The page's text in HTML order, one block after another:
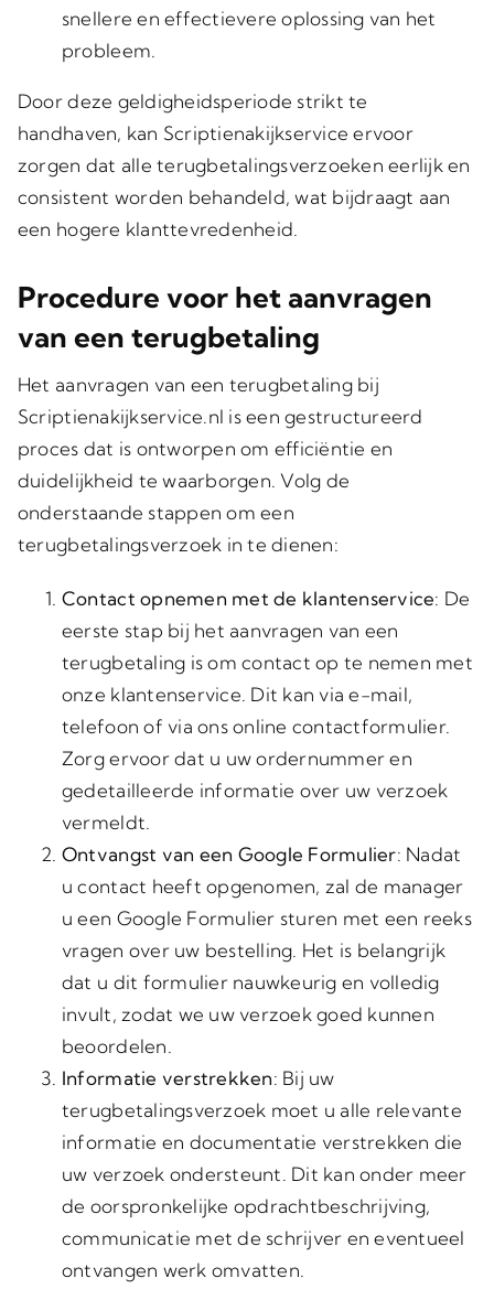
snellere en effectievere oplossing van het
probleem.
Door deze geldigheidsperiode strikt te
handhaven, kan Scriptienakijkservice ervoor
zorgen dat alle terugbetalingsverzoeken eerlijk en
consistent worden behandeld, wat bijdraagt aan
een hogere klanttevredenheid.
Procedure voor het aanvragen
van een terugbetaling
Het aanvragen van een terugbetaling bij
Scriptienakijkservice.nl is een gestructureerd
proces dat is ontworpen om efficiëntie en
duidelijkheid te waarborgen. Volg de
onderstaande stappen om een
terugbetalingsverzoek in te dienen:
Contact opnemen met de klantenservice: De
eerste stap bij het aanvragen van een
terugbetaling is om contact op te nemen met
onze klantenservice. Dit kan via e-mail,
telefoon of via ons online contactformulier.
Zorg ervoor dat u uw ordernummer en
gedetailleerde informatie over uw verzoek
vermeldt.
Ontvangst van een Google Formulier: Nadat
u contact heeft opgenomen, zal de manager
u een Google Formulier sturen met een reeks
vragen over uw bestelling. Het is belangrijk
dat u dit formulier nauwkeurig en volledig
invult, zodat we uw verzoek goed kunnen
beoordelen.
Informatie verstrekken: Bij uw
terugbetalingsverzoek moet u alle relevante
informatie en documentatie verstrekken die
uw verzoek ondersteunt. Dit kan onder meer
de oorspronkelijke opdrachtbeschrijving,
communicatie met de schrijver en eventueel
ontvangen werk omvatten.